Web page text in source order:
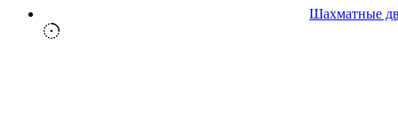
Шахматные